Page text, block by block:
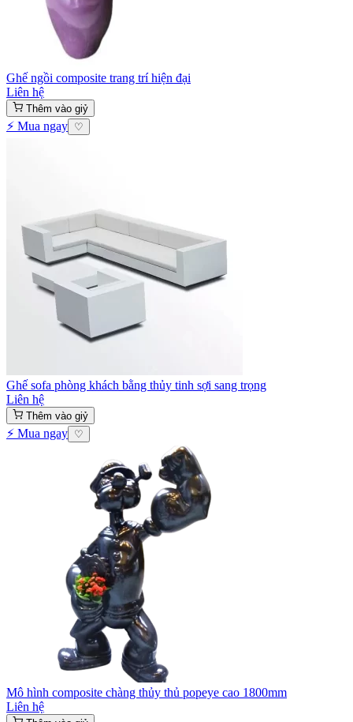
Ghế ngồi composite trang trí hiện đại
Liên hệ
Thêm vào giỷ
⚡ Mua ngay ♡
Ghế sofa phòng khách bằng thủy tinh sợi sang trọng
Liên hệ
Thêm vào giỷ
⚡ Mua ngay ♡
Mô hình composite chàng thủy thủ popeye cao 1800mm
Liên hệ